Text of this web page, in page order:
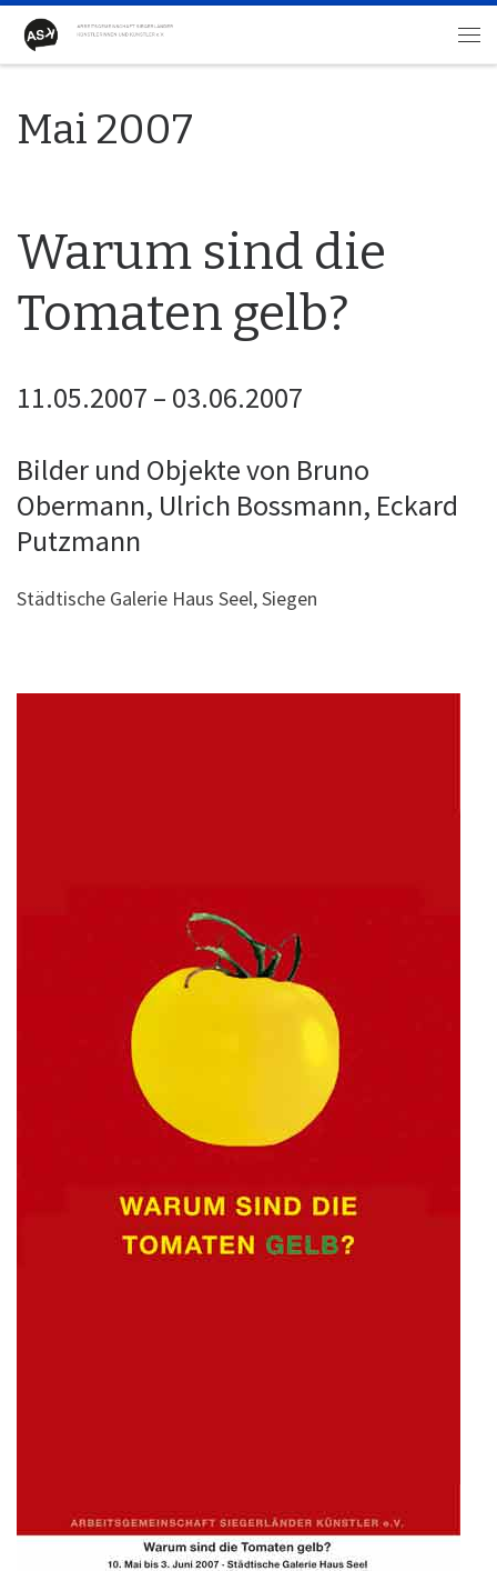
Zum Inhalt springen
Mai 2007
Warum sind die
Tomaten gelb?
11.05.2007 – 03.06.2007
Bilder und Objekte von Bruno
Obermann, Ulrich Bossmann, Eckard
Putzmann
Städtische Galerie Haus Seel, Siegen